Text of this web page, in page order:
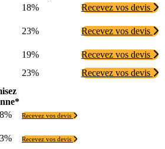
18%
Recevez vos devis
23% Recevez vos devis
19%
Recevez vos devis
23% Recevez vos devis
Recevez vos devis
Recevez vos devis